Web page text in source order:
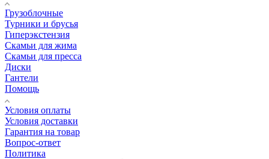
Грузоблочные
Турники и брусья
Гиперэкстензия
Скамьи для жима
Скамьи для пресса
Диски
Гантели
Помощь
Условия оплаты
Условия доставки
Гарантия на товар
Вопрос-ответ
Политика